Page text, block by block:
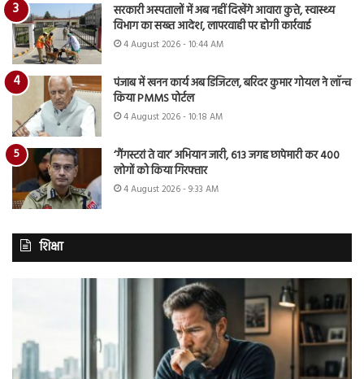
सरकारी अस्पतालों में अब नहीं दिखेंगे आवारा कुत्ते, स्वास्थ्य
विभाग का सख्त आदेश, लापरवाही पर होगी कार्रवाई
4 August 2026 - 10:44 AM
पंजाब में खनन कार्य अब डिजिटल, बरिंदर कुमार गोयल ने लॉन्च
किया PMMS पोर्टल
4 August 2026 - 10:18 AM
‘गैंगस्टरां ते वार’ अभियान जारी, 613 जगह छापेमारी कर 400
लोगों को किया गिरफ्तार
4 August 2026 - 9:33 AM
शिक्षा